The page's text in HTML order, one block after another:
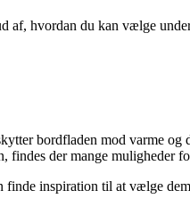
hvordan du kan vælge
bordfladen mod varme
der mange muligheder
inspiration til at vælge